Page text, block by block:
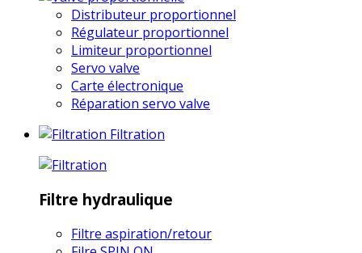
Distributeur proportionnel
Régulateur proportionnel
Limiteur proportionnel
Servo valve
Carte électronique
Réparation servo valve
Filtration
Filtre hydraulique
Filtre aspiration/retour